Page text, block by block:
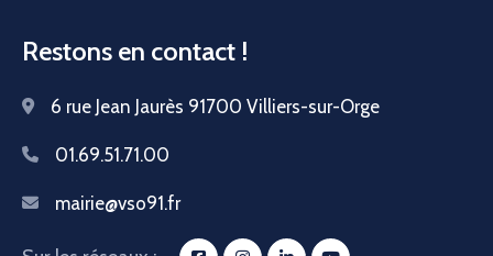
Restons en contact !
6 rue Jean Jaurès 91700 Villiers-sur-Orge
01.69.51.71.00
mairie@vso91.fr